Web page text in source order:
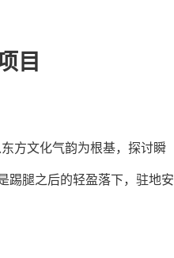
目
方文化气韵为根基，探讨瞬
踢腿之后的轻盈落下，驻地安